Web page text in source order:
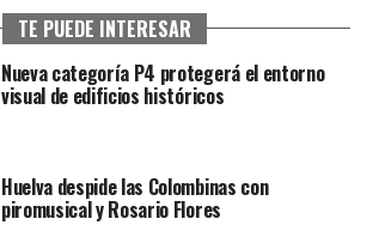
TE PUEDE INTERESAR
Nueva categoría P4 protegerá el entorno
visual de edificios históricos
Huelva despide las Colombinas con
piromusical y Rosario Flores